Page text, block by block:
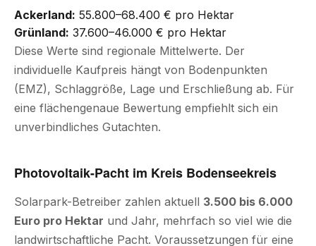
Ackerland: 55.800–68.400 € pro Hektar
Grünland: 37.600–46.000 € pro Hektar
Diese Werte sind regionale Mittelwerte. Der
individuelle Kaufpreis hängt von Bodenpunkten
(EMZ), Schlaggröße, Lage und Erschließung ab. Für
eine flächengenaue Bewertung empfiehlt sich ein
unverbindliches Gutachten.
Photovoltaik-Pacht im Kreis Bodenseekreis
Solarpark-Betreiber zahlen aktuell 3.500 bis 6.000
Euro pro Hektar und Jahr, mehrfach so viel wie die
landwirtschaftliche Pacht. Voraussetzungen für eine